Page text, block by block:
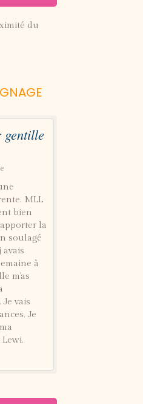
du
gentille
MLL
bien
la
soulagé
avais
à
m'as
vais
Je